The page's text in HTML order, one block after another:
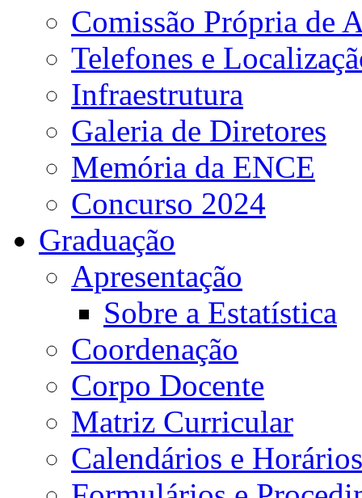
Comissão Própria de
Telefones e
Infraestrutura
Galeria de Diretores
Memória da ENCE
Concurso 2024
Graduação
Apresentação
Sobre a Estatística
Coordenação
Corpo Docente
Matriz Curricular
Calendários e Horários